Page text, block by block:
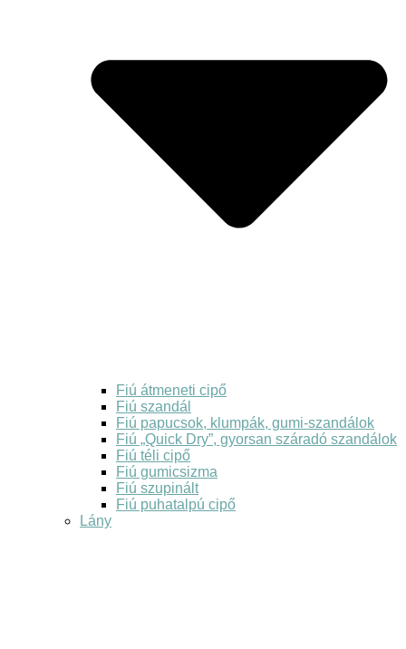
Fiú átmeneti cipő
Fiú szandál
Fiú papucsok, klumpák, gumi-szandálok
Fiú „Quick Dry”, gyorsan száradó szandálok
Fiú téli cipő
Fiú gumicsizma
Fiú szupinált
Fiú puhatalpú cipő
Lány